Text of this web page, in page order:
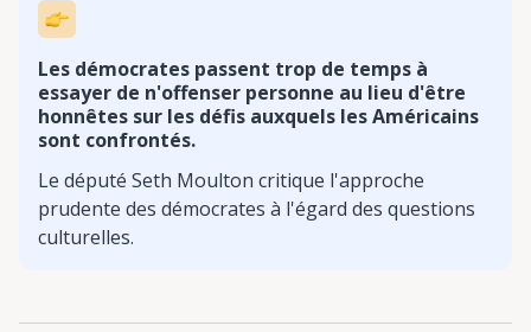
Les démocrates passent trop de temps à
essayer de n'offenser personne au lieu d'être
honnêtes sur les défis auxquels les Américains
sont confrontés.
Le député Seth Moulton critique l'approche
prudente des démocrates à l'égard des questions
culturelles.